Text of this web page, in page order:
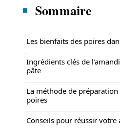
Sommaire
Les bienfaits des poires
Ingrédients clés de
pâte
La méthode de préparation
poires
Conseils pour réussir votre